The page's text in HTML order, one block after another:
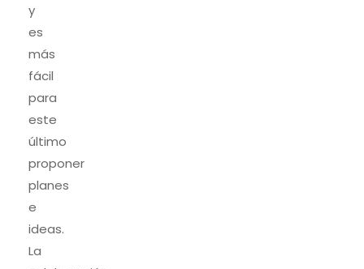
y
es
más
fácil
para
este
último
proponer
planes
e
ideas.
La